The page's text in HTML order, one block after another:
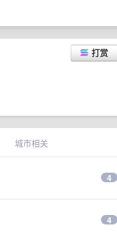
打赏
城市相关
4
4